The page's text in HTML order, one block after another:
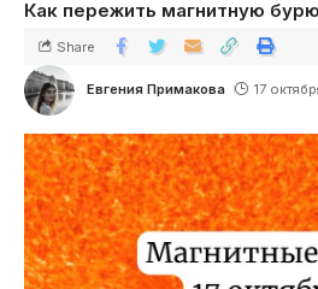
Как пережить магнитную
Евгения Примакова 17
Share